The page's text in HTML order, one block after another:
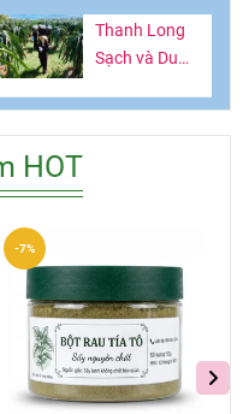
Nâng Tầm Tinh
Hoa Nông Sản
Thanh Long
Sạch và Du
Nông: Hướng
Phát Triển Kép
HOT
-7%